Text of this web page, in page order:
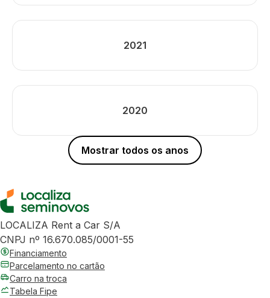
2021
2020
Mostrar todos os anos
LOCALIZA Rent a Car S/A
CNPJ nº 16.670.085/0001-55
Financiamento
Parcelamento no cartão
Carro na troca
Tabela Fipe